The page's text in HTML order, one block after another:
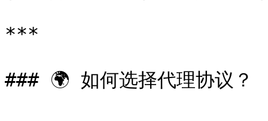
***
### 🌍 如何选择代理协议？